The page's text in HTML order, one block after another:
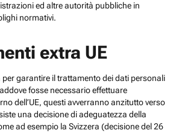
ed altre autorità pubbliche in
normativi.
extra UE
garantire il trattamento dei dati personali
fosse necessario effettuare
dell’UE, questi avverranno anzitutto verso
una decisione di adeguatezza della
ad esempio la Svizzera (decisione del 26